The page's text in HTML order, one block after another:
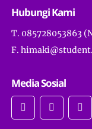
Hubungi Kami
T. 085728053863
F.
Media Sosial